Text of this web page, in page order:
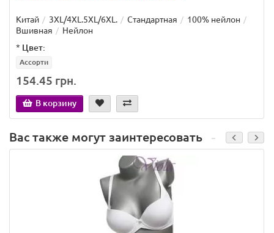
Китай 3XL/4XL.5XL/6XL. Стандартная
100% нейлон
Вшивная
Нейлон
* Цвет:
Ассорти
154.45 грн.
В корзину
Вас также могут заинтересовать